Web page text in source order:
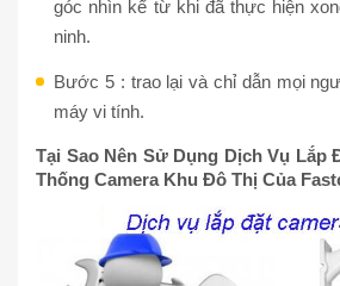
góc nhìn kể từ khi đã thực hiện
ninh.
Bước 5 : trao lại và chỉ dẫn mọi
máy vi tính.
Tại Sao Nên Sử Dụng Dịch Vụ Lắp
Thống Camera Khu Đô Thị Của